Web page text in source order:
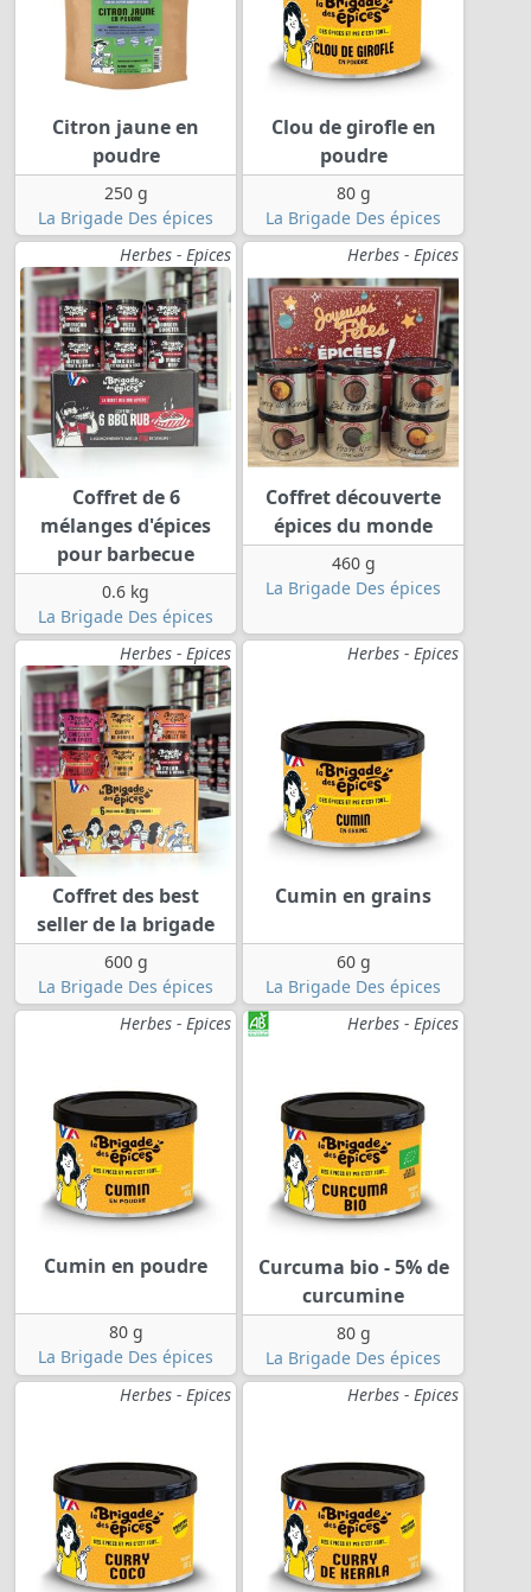
Citron jaune en
poudre
250 g
La Brigade Des épices
Clou de girofle en
poudre
80 g
La Brigade Des épices
Herbes - Epices
Coffret de 6
mélanges d'épices
pour barbecue
0.6 kg
La Brigade Des épices
Herbes - Epices
Coffret découverte
épices du monde
460 g
La Brigade Des épices
Herbes - Epices
Coffret des best
seller de la brigade
600 g
La Brigade Des épices
Herbes - Epices
Cumin en grains
60 g
La Brigade Des épices
Herbes - Epices
Cumin en poudre
80 g
La Brigade Des épices
Herbes - Epices
Curcuma bio - 5% de
curcumine
80 g
La Brigade Des épices
Herbes - Epices
Herbes - Epices